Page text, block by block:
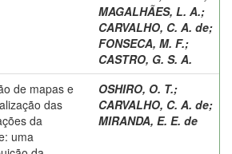
MAGALHÃES, L. A.;
CARVALHO, C. A. de;
FONSECA, M. F.;
CASTRO, G. S. A.
de mapas e
das
da
uma
OSHIRO, O. T.;
CARVALHO, C. A. de;
MIRANDA, E. E. de